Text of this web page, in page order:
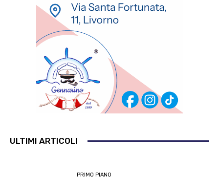
ULTIMI ARTICOLI
PRIMO PIANO